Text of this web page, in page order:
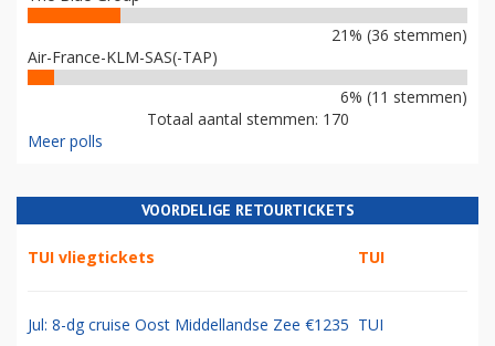
21% (36 stemmen)
Air-France-KLM-SAS(-TAP)
6% (11 stemmen)
Totaal aantal stemmen: 170
Meer polls
VOORDELIGE RETOURTICKETS
TUI vliegtickets TUI
Jul: 8-dg cruise Oost Middellandse Zee €1235 TUI